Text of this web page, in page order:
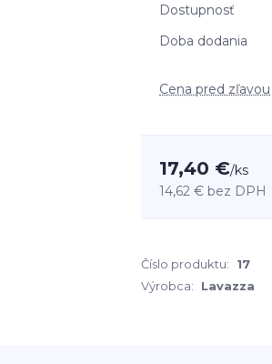
Dostupnosť
Doba dodania
Cena pred zľavou
17,40 €/ks
14,62 € bez DPH
Číslo produktu: 17
Výrobca:
Lavazza